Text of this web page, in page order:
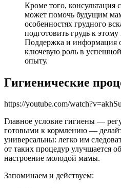
Кроме того, консультация
может помочь будущим
особенностях грудного
подготовить грудь к
Поддержка и информация
ключевую роль в
опыту.
Гигиенические
https://youtube.com/
Главное условие гигиены —
готовыми к кормлению —
универсальны: легко им
от таких процедур улучшается
настроение молодой мамы.
Запоминаем и действуем: